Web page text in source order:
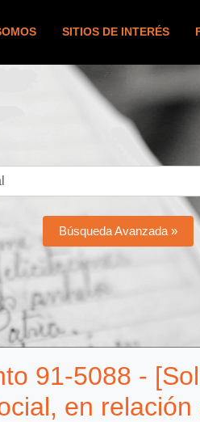
SITIOS DE INTERÉS
Búsqueda Avanzada »
91-5088 -
en